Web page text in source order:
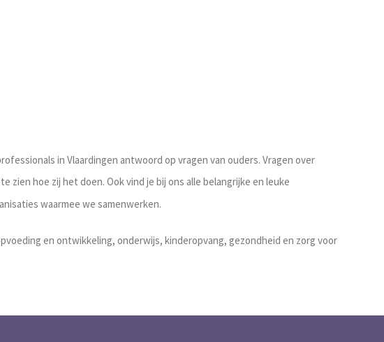
in Vlaardingen antwoord op vragen van ouders. Vragen over
zien hoe zij het doen. Ook vind je bij ons alle belangrijke en leuke
waarmee we samenwerken.
en ontwikkeling, onderwijs, kinderopvang, gezondheid en zorg voor